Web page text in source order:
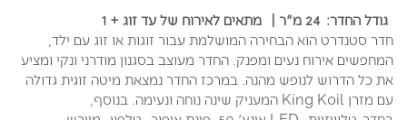
גודל החדר: 24 מ"ר |
מתאים לאירוח של עד זוג + 1
חדר סטנדרט הוא הבחירה המושלמת עבור זוגות או זוג עם ילד,
המחפשים אירוח נעים ומפנק. החדר מעוצב בסגנון מודרני ונקי ומציע
את כל הדרוש לנופש מהנה. במרכז החדר נמצאת מיטה זוגית גדולה
עם מזרן King Koil המעניק שינה נוחה ונעימה. בנוסף,